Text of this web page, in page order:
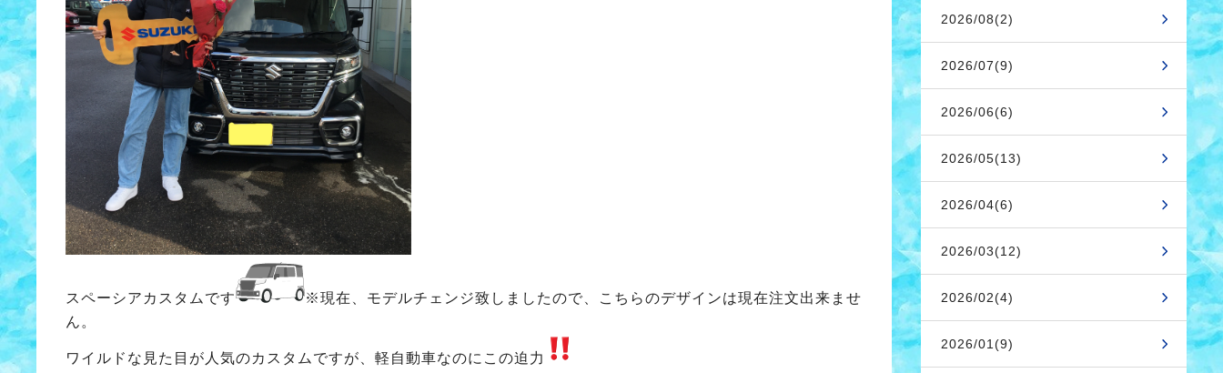
スペーシアカスタムです
※現在、モデルチェンジ致しましたので、こちらのデザインは現在注文出来ませ
ん。
ワイルドな見た目が人気のカスタムですが、軽自動車なのにこの迫力
2026/08(2)
2026/07(9)
2026/06(6)
2026/05(13)
2026/04(6)
2026/03(12)
2026/02(4)
2026/01(9)